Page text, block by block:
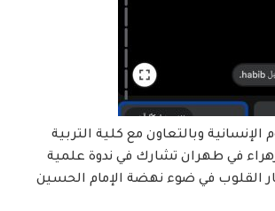
الإنسانية وبالتعاون مع كلية التربية
في طهران تشارك في ندوة علمية
القلوب في ضوء نهضة الإمام الحسين